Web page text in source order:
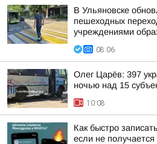
В Ульяновске
пешеходных
учреждениями
08:06
Олег Царёв: 397
ночью над 15
10:08
Как быстро
если не